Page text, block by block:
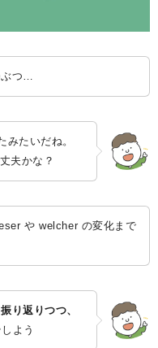
つ…
たいだね。
夫かな？
や welcher の変化まで
り返りつつ、
しよう